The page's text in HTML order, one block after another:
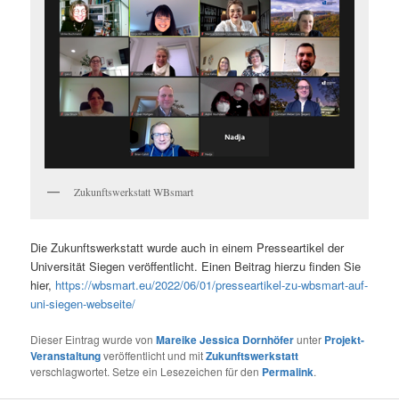
Zukunftswerkstatt WBsmart
Die Zukunftswerkstatt wurde auch in einem Presseartikel der
Universität Siegen veröffentlicht. Einen Beitrag hierzu finden Sie
hier, https://wbsmart.eu/2022/06/01/presseartikel-zu-wbsmart-auf-
uni-siegen-webseite/
Dieser Eintrag wurde vonMareike Jessica Dornhöferunter Projekt-
Veranstaltungveröffentlicht und mitZukunftswerkstatt
verschlagwortet. Setze ein Lesezeichen für den Permalink.